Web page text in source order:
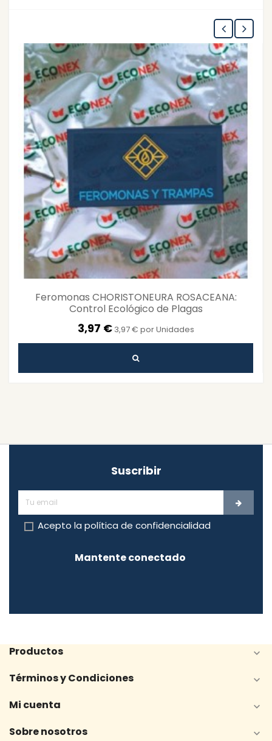
Feromonas CHORISTONEURA ROSACEANA:
Control Ecológico de Plagas
3,97 € 3,97 € por Unidades
Suscribir
Acepto la política de confidencialidad
Mantente conectado
Productos 
Términos y Condiciones 
Mi cuenta 
Sobre nosotros 